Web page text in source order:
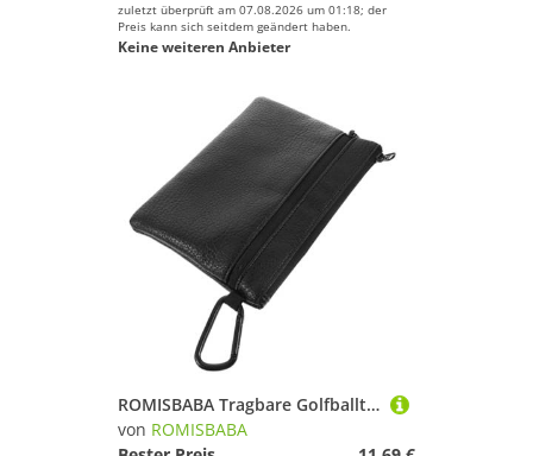
zuletzt überprüft am 07.08.2026 um 01:18; der
Preis kann sich seitdem geändert haben.
Keine weiteren Anbieter
ROMISBABA Tragbare Golfballtasche aus Hochwertigem Elastisch und Langlebig mit Praktischem Gürtelclip zum Aufhängen Golftasche für Golfzubehör und Tees Kompakte Schwarze Umhängetasche
von ROMISBABA